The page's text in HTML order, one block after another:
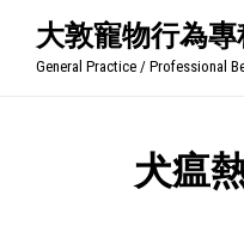
大敦寵物行為
General Practice / Professional
犬瘟